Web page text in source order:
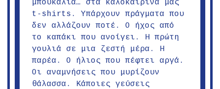
μπουκάλια… στα καλοκαιρινά μας
t-shirts. Υπάρχουν πράγματα που
δεν αλλάζουν ποτέ. Ο ήχος από
το καπάκι που ανοίγει. Η πρώτη
γουλιά σε μια ζεστή μέρα. Η
παρέα. Ο ήλιος που πέφτει αργά.
Οι αναμνήσεις που μυρίζουν
θάλασσα. Κάποιες γεύσεις